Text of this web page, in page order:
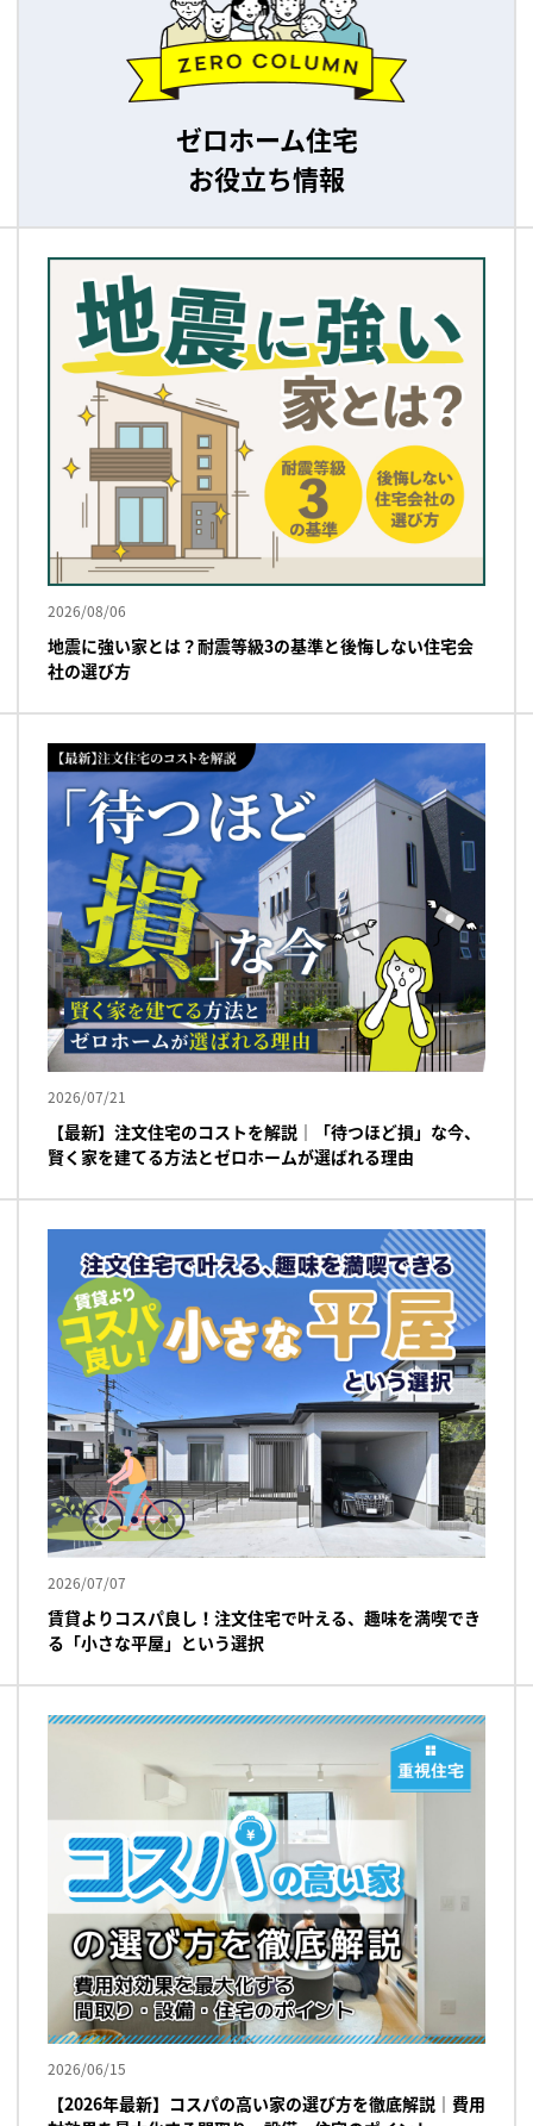
ゼロホーム住宅
お役立ち情報
2026/08/06
地震に強い家とは？耐震等級3の基準と後悔しない住宅会
社の選び方
2026/07/21
【最新】注文住宅のコストを解説｜「待つほど損」な今、
賢く家を建てる方法とゼロホームが選ばれる理由
2026/07/07
賃貸よりコスパ良し！注文住宅で叶える、趣味を満喫でき
る「小さな平屋」という選択
2026/06/15
【2026年最新】コスパの高い家の選び方を徹底解説｜費用